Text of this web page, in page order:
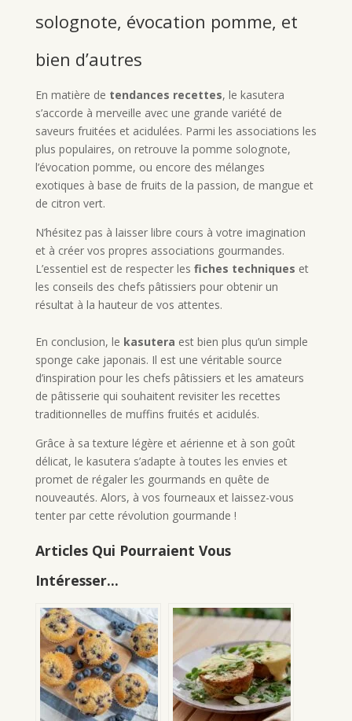
solognote, évocation pomme, et
bien d’autres
En matière de tendances recettes, le kasutera
s’accorde à merveille avec une grande variété de
saveurs fruitées et acidulées. Parmi les associations les
plus populaires, on retrouve la pomme solognote,
l’évocation pomme, ou encore des mélanges
exotiques à base de fruits de la passion, de mangue et
de citron vert.
N’hésitez pas à laisser libre cours à votre imagination
et à créer vos propres associations gourmandes.
L’essentiel est de respecter les fiches techniques et
les conseils des chefs pâtissiers pour obtenir un
résultat à la hauteur de vos attentes.
En conclusion, le kasutera est bien plus qu’un simple
sponge cake japonais. Il est une véritable source
d’inspiration pour les chefs pâtissiers et les amateurs
de pâtisserie qui souhaitent revisiter les recettes
traditionnelles de muffins fruités et acidulés.
Grâce à sa texture légère et aérienne et à son goût
délicat, le kasutera s’adapte à toutes les envies et
promet de régaler les gourmands en quête de
nouveautés. Alors, à vos fourneaux et laissez-vous
tenter par cette révolution gourmande !
Articles Qui Pourraient Vous
Intéresser...